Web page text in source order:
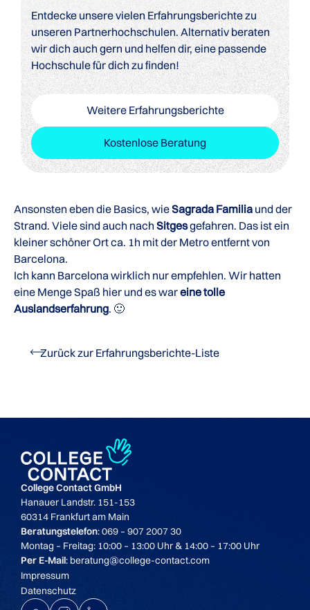
Entdecke unsere vielen Erfahrungsberichte zu
unseren Partnerhochschulen. Alternativ beraten
wir dich auch gern und helfen dir, eine passende
Hochschule für dich zu finden!
Weitere Erfahrungsberichte
Kostenlose Beratung
Ansonsten eben die Basics, wieSagrada Familia und der
Strand. Viele sind auch nach Sitgesgefahren. Das ist ein
kleiner schöner Ort ca. 1h mit der Metro entfernt von
Barcelona.
Ich kann Barcelona wirklich nur empfehlen. Wir hatten
eine Menge Spaß hier und es wareine tolle
Auslandserfahrung. 🙂
Zurück zur Erfahrungsberichte-Liste
College Contact GmbH
Hanauer Landstr. 151-153
60314 Frankfurt am Main
Beratungstelefon: 069 – 907 2007 30
Montag – Freitag: 10:00 – 13:00 Uhr & 14:00 – 17:00 Uhr
Per E-Mail: beratung@college-contact.com
Impressum
Datenschutz